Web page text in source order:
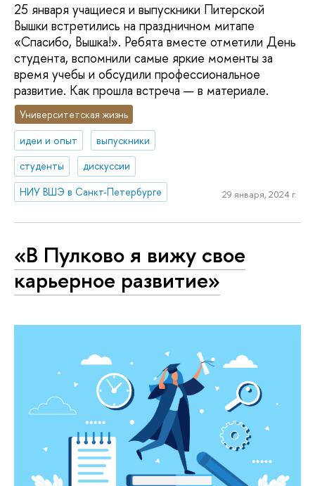
25 января учащиеся и выпускники Питерской
Вышки встретились на праздничном митапе
«Спасибо, Вышка!». Ребята вместе отметили День
студента, вспомнили самые яркие моменты за
время учебы и обсудили профессиональное
развитие. Как прошла встреча — в материале.
Университетская жизнь
идеи и опыт
выпускники
студенты
дискуссии
НИУ ВШЭ в Санкт-Петербурге
29 января, 2024 г.
«В Пулково я вижу свое
карьерное развитие»